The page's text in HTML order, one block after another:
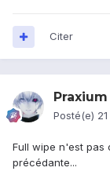
Citer
Praxium
Posté(e)
Full wipe n'est pas
précédante...